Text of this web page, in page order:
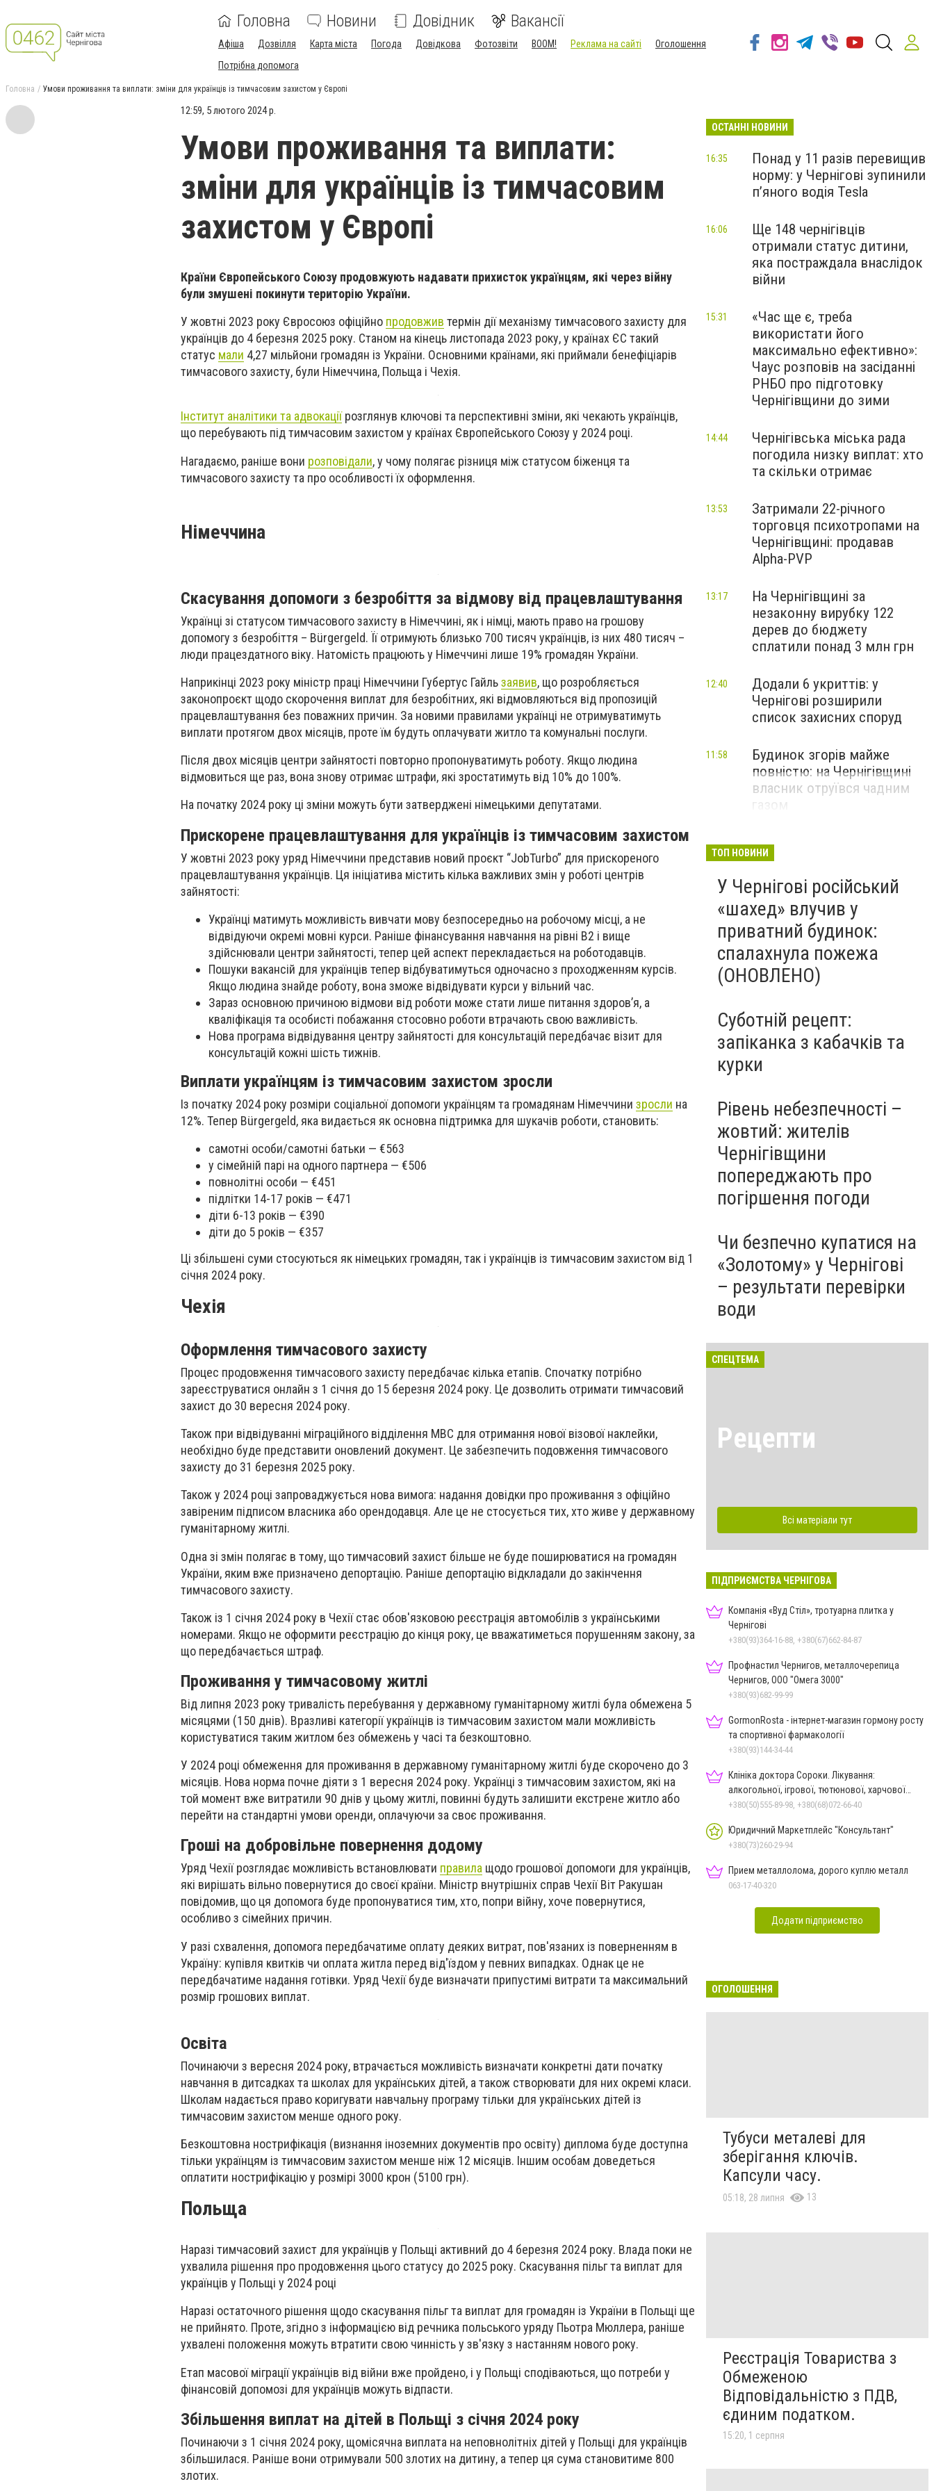
Головна Новини Довідник Вакансії
Афіша Дозвілля Карта міста Погода Довідкова Фотозвіти BOOM! Реклама на сайті
Оголошення
Потрібна допомога
Головна Умови проживання та виплати: зміни для українців із тимчасовим захистом у Європі
12:59, 5 лютого 2024 р.
Умови проживання та виплати:
зміни для українців із тимчасовим
захистом у Європі
Країни Європейського Союзу продовжують надавати прихисток українцям, які через війну
були змушені покинути територію України.
У жовтні 2023 року Євросоюз офіційно продовжив термін дії механізму тимчасового захисту для
українців до 4 березня 2025 року. Станом на кінець листопада 2023 року, у країнах ЄС такий
статус мали 4,27 мільйони громадян із України. Основними країнами, які приймали бенефіціарів
тимчасового захисту, були Німеччина, Польща і Чехія.
Інститут аналітики та адвокаціїрозглянув ключові та перспективні зміни, які чекають українців,
що перебувають під тимчасовим захистом у країнах Європейського Союзу у 2024 році.
Нагадаємо, раніше вони розповідали, у чому полягає різниця між статусом біженця та
тимчасового захисту та про особливості їх оформлення.
Німеччина
Скасування допомоги з безробіття за відмову від працевлаштування
Українці зі статусом тимчасового захисту в Німеччині, як і німці, мають право на грошову
допомогу з безробіття – Bürgergeld. Її отримують близько 700 тисяч українців, із них 480 тисяч –
люди працездатного віку. Натомість працюють у Німеччині лише 19% громадян України.
Наприкінці 2023 року міністр праці Німеччини Губертус Гайльзаявив, що розробляється
законопроєкт щодо скорочення виплат для безробітних, які відмовляються від пропозицій
працевлаштування без поважних причин. За новими правилами українці не отримуватимуть
виплати протягом двох місяців, проте їм будуть оплачувати житло та комунальні послуги.
Після двох місяців центри зайнятості повторно пропонуватимуть роботу. Якщо людина
відмовиться ще раз, вона знову отримає штрафи, які зростатимуть від 10% до 100%.
На початку 2024 року ці зміни можуть бути затверджені німецькими депутатами.
Прискорене працевлаштування для українців із тимчасовим захистом
У жовтні 2023 року уряд Німеччини представив новий проєкт “JobTurbo” для прискореного
працевлаштування українців. Ця ініціатива містить кілька важливих змін у роботі центрів
зайнятості:
Українці матимуть можливість вивчати мову безпосередньо на робочому місці, а не
відвідуючи окремі мовні курси. Раніше фінансування навчання на рівні B2 і вище
здійснювали центри зайнятості, тепер цей аспект перекладається на роботодавців.
Пошуки вакансій для українців тепер відбуватимуться одночасно з проходженням курсів.
Якщо людина знайде роботу, вона зможе відвідувати курси у вільний час.
Зараз основною причиною відмови від роботи може стати лише питання здоров’я, а
кваліфікація та особисті побажання стосовно роботи втрачають свою важливість.
Нова програма відвідування центру зайнятості для консультацій передбачає візит для
консультацій кожні шість тижнів.
Виплати українцям із тимчасовим захистом зросли
Із початку 2024 року розміри соціальної допомоги українцям та громадянам Німеччини зросли на
12%. Тепер Bürgergeld, яка видається як основна підтримка для шукачів роботи, становить:
самотні особи/самотні батьки — €563
у сімейній парі на одного партнера — €506
повнолітні особи — €451
підлітки 14-17 років — €471
діти 6-13 років — €390
діти до 5 років — €357
Ці збільшені суми стосуються як німецьких громадян, так і українців із тимчасовим захистом від 1
січня 2024 року.
Чехія
Оформлення тимчасового захисту
Процес продовження тимчасового захисту передбачає кілька етапів. Спочатку потрібно
зареєструватися онлайн з 1 січня до 15 березня 2024 року. Це дозволить отримати тимчасовий
захист до 30 вересня 2024 року.
Також при відвідуванні міграційного відділення МВС для отримання нової візової наклейки,
необхідно буде представити оновлений документ. Це забезпечить подовження тимчасового
захисту до 31 березня 2025 року.
Також у 2024 році запроваджується нова вимога: надання довідки про проживання з офіційно
завіреним підписом власника або орендодавця. Але це не стосується тих, хто живе у державному
гуманітарному житлі.
Одна зі змін полягає в тому, що тимчасовий захист більше не буде поширюватися на громадян
України, яким вже призначено депортацію. Раніше депортацію відкладали до закінчення
тимчасового захисту.
Також із 1 січня 2024 року в Чехії стає обов'язковою реєстрація автомобілів з українськими
номерами. Якщо не оформити реєстрацію до кінця року, це вважатиметься порушенням закону, за
що передбачається штраф.
Проживання у тимчасовому житлі
Від липня 2023 року тривалість перебування у державному гуманітарному житлі була обмежена 5
місяцями (150 днів). Вразливі категорії українців із тимчасовим захистом мали можливість
користуватися таким житлом без обмежень у часі та безкоштовно.
У 2024 році обмеження для проживання в державному гуманітарному житлі буде скорочено до 3
місяців. Нова норма почне діяти з 1 вересня 2024 року. Українці з тимчасовим захистом, які на
той момент вже витратили 90 днів у цьому житлі, повинні будуть залишити екстрене житло або
перейти на стандартні умови оренди, оплачуючи за своє проживання.
Гроші на добровільне повернення додому
Уряд Чехії розглядає можливість встановлювати правила щодо грошової допомоги для українців,
які вирішать вільно повернутися до своєї країни. Міністр внутрішніх справ Чехії Віт Ракушан
повідомив, що ця допомога буде пропонуватися тим, хто, попри війну, хоче повернутися,
особливо з сімейних причин.
У разі схвалення, допомога передбачатиме оплату деяких витрат, пов'язаних із поверненням в
Україну: купівля квитків чи оплата житла перед від'їздом у певних випадках. Однак це не
передбачатиме надання готівки. Уряд Чехії буде визначати припустимі витрати та максимальний
розмір грошових виплат.
Освіта
Починаючи з вересня 2024 року, втрачається можливість визначати конкретні дати початку
навчання в дитсадках та школах для українських дітей, а також створювати для них окремі класи.
Школам надається право коригувати навчальну програму тільки для українських дітей із
тимчасовим захистом менше одного року.
Безкоштовна нострифікація (визнання іноземних документів про освіту) диплома буде доступна
тільки українцям із тимчасовим захистом менше ніж 12 місяців. Іншим особам доведеться
оплатити нострифікацію у розмірі 3000 крон (5100 грн).
Польща
Наразі тимчасовий захист для українців у Польщі активний до 4 березня 2024 року. Влада поки не
ухвалила рішення про продовження цього статусу до 2025 року. Скасування пільг та виплат для
українців у Польщі у 2024 році
Наразі остаточного рішення щодо скасування пільг та виплат для громадян із України в Польщі ще
не прийнято. Проте, згідно з інформацією від речника польського уряду Пьотра Мюллера, раніше
ухвалені положення можуть втратити свою чинність у зв'язку з настанням нового року.
Етап масової міграції українців від війни вже пройдено, і у Польщі сподіваються, що потреби у
фінансовій допомозі для українців можуть відпасти.
Збільшення виплат на дітей в Польщі з січня 2024 року
Починаючи з 1 січня 2024 року, щомісячна виплата на неповнолітніх дітей у Польщі для українців
збільшилася. Раніше вони отримували 500 злотих на дитину, а тепер ця сума становитиме 800
злотих.
ОСТАННІ НОВИНИ
Понад у 11 разів перевищив
норму: у Чернігові зупинили
пʼяного водія Tesla
16:35
Ще 148 чернігівців
отримали статус дитини,
яка постраждала внаслідок
війни
16:06
«Час ще є, треба
використати його
максимально ефективно»:
Чаус розповів на засіданні
РНБО про підготовку
Чернігівщини до зими
15:31
Чернігівська міська рада
погодила низку виплат: хто
та скільки отримає
14:44
Затримали 22-річного
торговця психотропами на
Чернігівщині: продавав
Alpha-PVP
13:53
На Чернігівщині за
незаконну вирубку 122
дерев до бюджету
сплатили понад 3 млн грн
13:17
Додали 6 укриттів: у
Чернігові розширили
список захисних споруд
12:40
Будинок згорів майже
повністю: на Чернігівщині
власник отруївся чадним
11:58
ТОП НОВИНИ
У Чернігові російський
«шахед» влучив у
приватний будинок:
спалахнула пожежа
(ОНОВЛЕНО)
Суботній рецепт:
запіканка з кабачків та
курки
Рівень небезпечності –
жовтий: жителів
Чернігівщини
попереджають про
погіршення погоди
Чи безпечно купатися на
«Золотому» у Чернігові
– результати перевірки
води
СПЕЦТЕМА
Рецепти
Всі матеріали тут
ПІДПРИЄМСТВА ЧЕРНІГОВА
Компанія «Вуд Стіл», тротуарна плитка у
Чернігові
+380(93)364-16-88, +380(67)662-84-87
Профнастил Чернигов, металлочерепица
Чернигов, ООО "Омега 3000"
+380(93)682-99-99
GormonRosta - інтернет-магазин гормону росту
та спортивної фармакології
+380(93)144-34-44
Клініка доктора Сороки. Лікування:
алкогольної, ігрової, тютюнової, харчової
залежностей, неврозів т
+380(50)555-89-98, +380(68)072-66-40
Юридичний Маркетплейс "Консультант"
+380(73)260-29-94
Прием металлолома, дорого куплю металл
063-17-40-320
Додати підприємство
ОГОЛОШЕННЯ
Тубуси металеві для
зберігання ключів.
Капсули часу.
05:18, 28 липня 13
Реєстрація Товариства з
Обмеженою
Відповідальністю з ПДВ,
єдиним податком.
15:20, 1 серпня